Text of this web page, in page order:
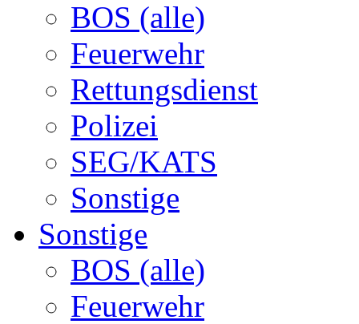
BOS (alle)
Feuerwehr
Rettungsdienst
Polizei
SEG/KATS
Sonstige
Sonstige
BOS (alle)
Feuerwehr